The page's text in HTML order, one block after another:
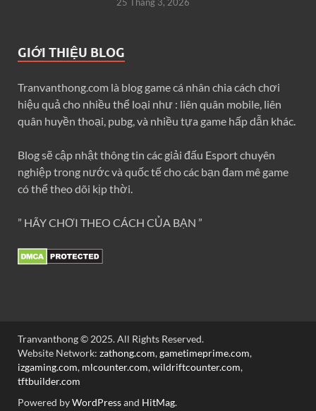
GIỚI THIỆU BLOG
Tranvanthong.com là blog game cá nhân chia cách chơi
hiệu quả cho nhiều thể loại như : liên quân mobile, liên
quân huyền thoại, pubg, và nhiều tựa game hấp dẫn khác.
Blog sẽ cập nhật thông tin các giải đấu Esport chuyên
nghiệp trong nước và quốc tế cho các bạn đam mê game
có thể theo dõi kịp thời.
” HÃY CHƠI THEO CÁCH CỦA BẠN ”
Tranvanthong © 2025. All Rights Reserved.
Website Network: zathong.com,gametimeprime.com,
izgaming.com, mlcounter.com,wildriftcounter.com,
tftbuilder.com
Powered byWordPressand HitMag.